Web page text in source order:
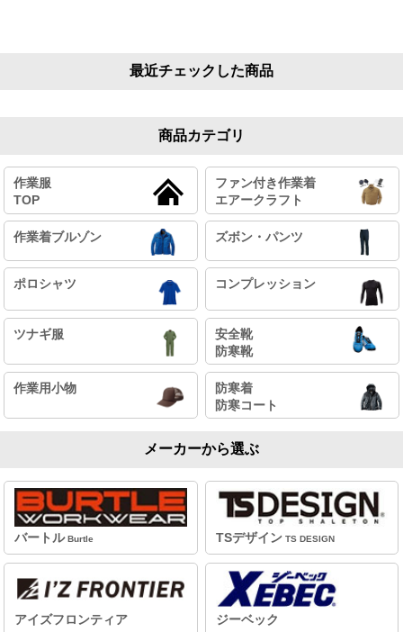
最近チェックした商品
商品カテゴリ
作業服
TOP
ファン付き作業着
エアークラフト
作業着ブルゾン ズボン・パンツ
ポロシャツ コンプレッション
ツナギ服
安全靴
防寒靴
作業用小物
防寒着
防寒コート
メーカーから選ぶ
バートル Burtle TSデザイン TS DESIGN
アイズフロンティア ジーベック